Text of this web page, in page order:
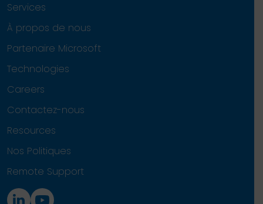
Services
À propos de nous
Partenaire Microsoft
Technologies
Careers
Contactez-nous
Resources
Nos Politiques
Remote Support